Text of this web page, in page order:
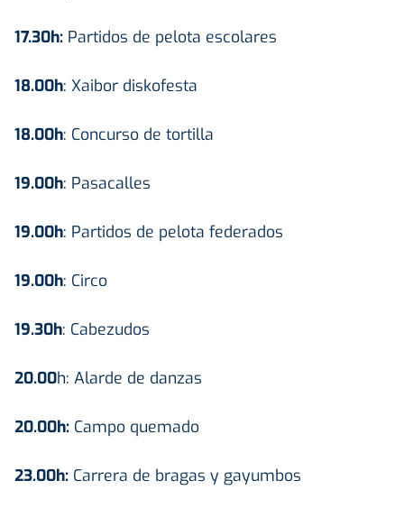
17.30h: Partidos de pelota escolares
18.00h: Xaibor diskofesta
18.00h: Concurso de tortilla
19.00h: Pasacalles
19.00h: Partidos de pelota federados
19.00h: Circo
19.30h: Cabezudos
20.00h: Alarde de danzas
20.00h: Campo quemado
23.00h: Carrera de bragas y gayumbos